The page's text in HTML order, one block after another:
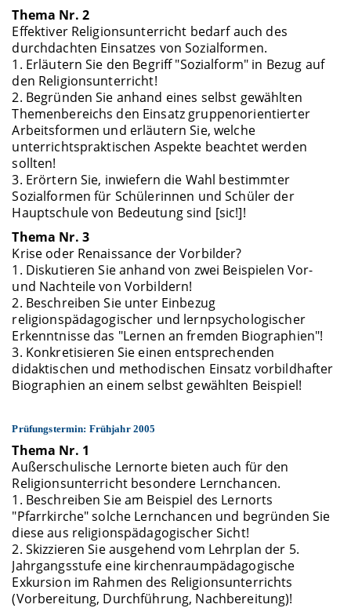
Thema Nr. 2
Effektiver Religionsunterricht bedarf auch des
durchdachten Einsatzes von Sozialformen.
1. Erläutern Sie den Begriff "Sozialform" in Bezug auf
den Religionsunterricht!
2. Begründen Sie anhand eines selbst gewählten
Themenbereichs den Einsatz gruppenorientierter
Arbeitsformen und erläutern Sie, welche
unterrichtspraktischen Aspekte beachtet werden
sollten!
3. Erörtern Sie, inwiefern die Wahl bestimmter
Sozialformen für Schülerinnen und Schüler der
Hauptschule von Bedeutung sind [sic!]!
Thema Nr. 3
Krise oder Renaissance der Vorbilder?
1. Diskutieren Sie anhand von zwei Beispielen Vor-
und Nachteile von Vorbildern!
2. Beschreiben Sie unter Einbezug
religionspädagogischer und lernpsychologischer
Erkenntnisse das "Lernen an fremden Biographien"!
3. Konkretisieren Sie einen entsprechenden
didaktischen und methodischen Einsatz vorbildhafter
Biographien an einem selbst gewählten Beispiel!
Prüfungstermin: Frühjahr 2005
Thema Nr. 1
Außerschulische Lernorte bieten auch für den
Religionsunterricht besondere Lernchancen.
1. Beschreiben Sie am Beispiel des Lernorts
"Pfarrkirche" solche Lernchancen und begründen Sie
diese aus religionspädagogischer Sicht!
2. Skizzieren Sie ausgehend vom Lehrplan der 5.
Jahrgangsstufe eine kirchenraumpädagogische
Exkursion im Rahmen des Religionsunterrichts
(Vorbereitung, Durchführung, Nachbereitung)!